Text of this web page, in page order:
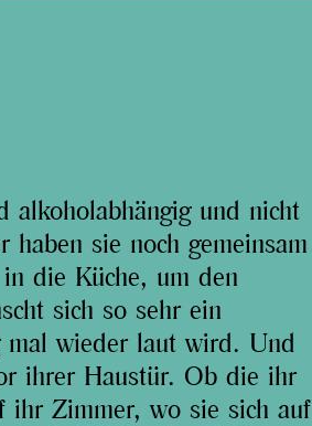
alkoholabhängig und nicht
sie noch gemeinsam
die Küche, um den
sich so sehr ein
mal wieder laut wird. Und
ihrer Haustür. Ob die ihr
ihr Zimmer, wo sie sich auf